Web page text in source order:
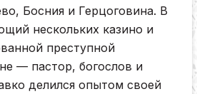
Босния и Герцоговина. В
нескольких казино и
преступной
— пастор, богослов и
делился опытом своей